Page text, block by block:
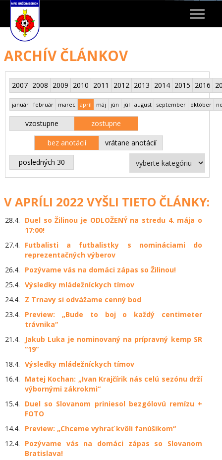
Toggle
ARCHÍV ČLÁNKOV
2007 2008 2009 2010 2011 2012 2013 2014 2015 2016
január február marec apríl máj jún júl august september október
vzostupne zostupne
bez anotácií vrátane anotácií
posledných 30
V APRÍLI 2022 VYŠLI TIETO ČLÁNKY:
28.4.
Duel so Žilinou je ODLOŽENÝ na stredu 4. mája o
17:00!
27.4.
Futbalisti a futbalistky s nomináciami do
reprezentačných výberov
26.4.
Pozývame vás na domáci zápas so Žilinou!
25.4. Výsledky mládežníckych tímov
24.4.
Z Trnavy si odvážame cenný bod
23.4.
Preview: „Bude to boj o každý centimeter
trávnika“
21.4.
Jakub Luka je nominovaný na prípravný kemp SR
“19“
18.4. Výsledky mládežníckych tímov
16.4.
Matej Kochan: „Ivan Krajčírik nás celú sezónu drží
výbornými zákrokmi“
15.4.
Duel so Slovanom priniesol bezgólovú remízu +
FOTO
14.4.
Preview: „Chceme vyhrať kvôli fanúšikom“
12.4.
Pozývame vás na domáci zápas so Slovanom
Bratislava!